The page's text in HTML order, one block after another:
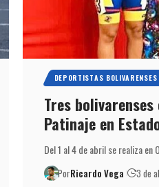
DEPORTISTAS BOLIVARENSES
Tres
Patinaje en
Del 1 al 4 de abril se realiza en
PorRicardo Vega 3 de